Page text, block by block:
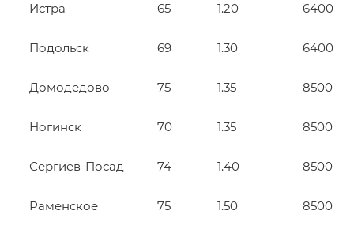
Истра 65 1.20 6400
Подольск 69 1.30 6400
Домодедово 75 1.35 8500
Ногинск 70 1.35 8500
Сергиев-Посад 74 1.40 8500
Раменское 75 1.50 8500